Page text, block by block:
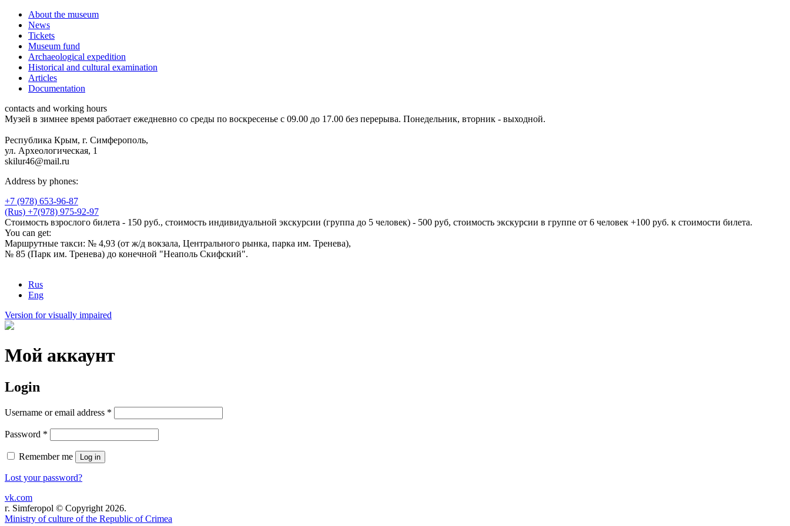
About the museum
News
Tickets
Museum fund
Archaeological expedition
Historical and cultural examination
Articles
Documentation
contacts and working hours
Музей в зимнее время работает ежедневно со среды по воскресенье с 09.00 до 17.00 без перерыва. Понедельник, вторник - выходной.
Республика Крым, г. Симферополь,
ул. Археологическая, 1
skilur46@mail.ru
Address by phones:
+7 (978) 653-96-87
(Rus) +7(978) 975-92-97
Стоимость взрослого билета - 150 руб., стоимость индивидуальной экскурсии (группа до 5 человек) - 500 руб, стоимость экскурсии в группе от 6 человек +100 руб. к стоимости билета.
You can get:
Маршрутные такси: № 4,93 (от ж/д вокзала, Центрального рынка, парка им. Тренева),
№ 85 (Парк им. Тренева) до конечной "Неаполь Скифский".
Rus
Eng
Version for visually impaired
Мой аккаунт
Login
Username or email address *
Password *
Remember me Log in
Lost your password?
vk.com
г. Simferopol © Copyright 2026.
Ministry of culture of the Republic of Crimea